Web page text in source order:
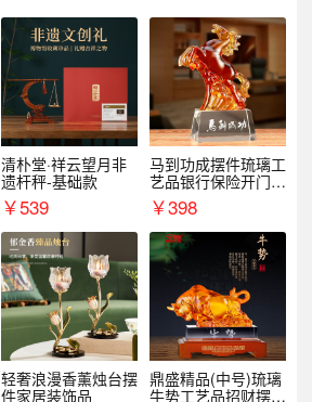
清朴堂·祥云望月非
遗杆秤-基础款
￥539
马到功成摆件琉璃工
艺品银行保险开门红
周年庆典伴手礼表彰
礼品
￥398
轻奢浪漫香薰烛台摆
件家居装饰品
鼎盛精品(中号)琉璃
牛势工艺品招财摆件